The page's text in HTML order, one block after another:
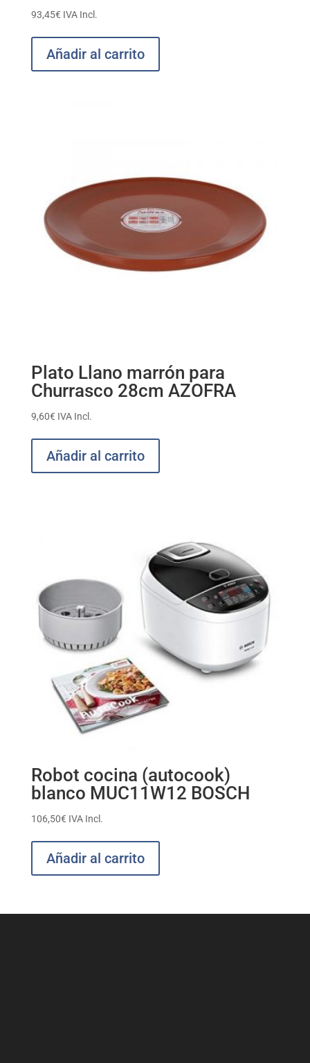
93,45€ IVA Incl.
Añadir al carrito
Plato Llano marrón para
Churrasco 28cm AZOFRA
9,60€ IVA Incl.
Añadir al carrito
Robot cocina (autocook)
blanco MUC11W12 BOSCH
106,50€ IVA Incl.
Añadir al carrito